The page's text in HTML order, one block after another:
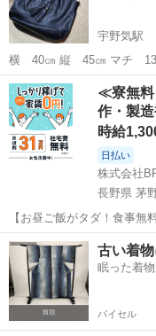
宇野気駅
横 40㎝ 縦 45㎝ マチ 13㎝ 汚れ、損傷は無いかと思います
品です。
石川 かほく市 宇野
≪寮無料
作・製
時給
日払い
株式会社
長野県 茅
【お昼ご飯がタダ！食事無
レーターや検査作業！未経
赴任旅費会社負担★嬉しい
通勤OK！無料駐車場完備
長野 茅野市 茅野駅
古い着
眠った着
バイセル